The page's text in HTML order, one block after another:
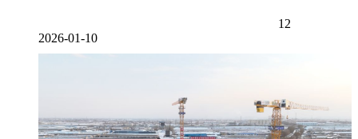
12
2026-01-10